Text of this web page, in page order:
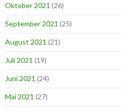
Oktober 2021 (26)
September 2021 (25)
August 2021 (21)
Juli 2021 (19)
Juni 2021 (24)
Mai 2021 (27)